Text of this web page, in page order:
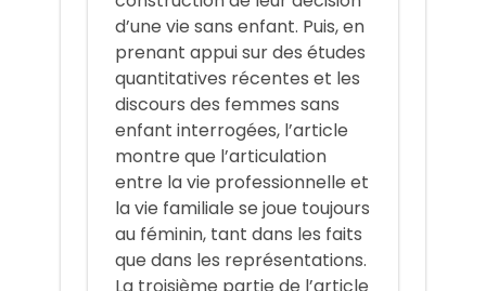
d’une vie sans enfant. Puis, en
prenant appui sur des études
quantitatives récentes et les
discours des femmes sans
enfant interrogées, l’article
montre que l’articulation
entre la vie professionnelle et
la vie familiale se joue toujours
au féminin, tant dans les faits
que dans les représentations.